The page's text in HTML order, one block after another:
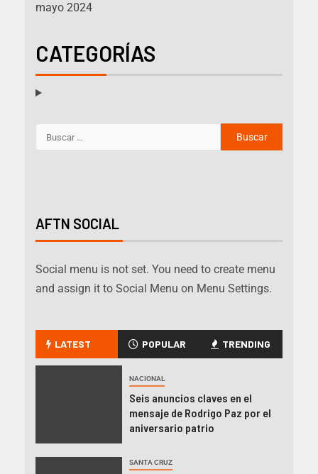
mayo 2024
CATEGORÍAS
AFTN SOCIAL
Social menu is not set. You need to create menu
and assign it to Social Menu on Menu Settings.
LATEST POPULAR TRENDING
NACIONAL
Seis anuncios claves en el
mensaje de Rodrigo Paz por el
aniversario patrio
SANTA CRUZ